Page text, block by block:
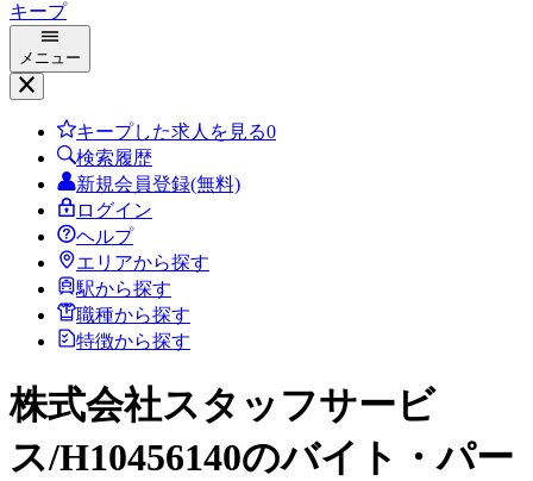
キープ
メニュー
キープした求人を見る0
検索履歴
新規会員登録(無料)
ログイン
ヘルプ
エリアから探す
駅から探す
職種から探す
特徴から探す
株式会社スタッフサービ
ス/H10456140のバイト・パー